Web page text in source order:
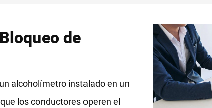
de
alcoholímetro instalado en un
los conductores operen el